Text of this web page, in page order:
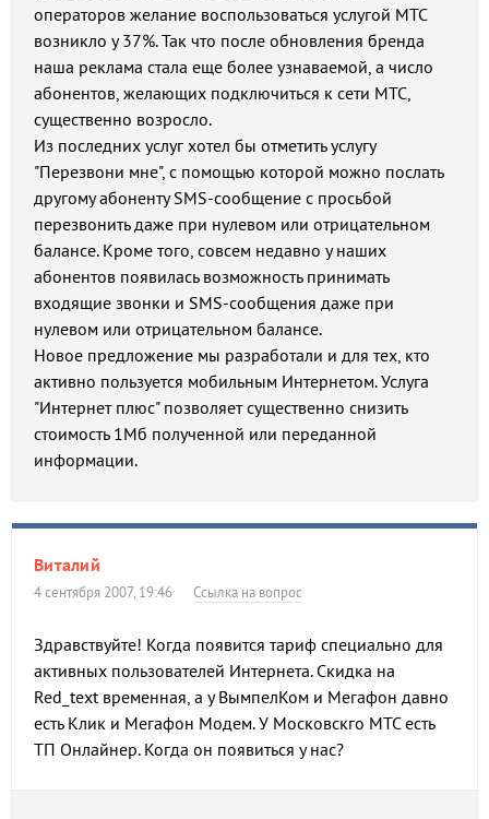
операторов желание воспользоваться услугой МТС
возникло у 37%. Так что после обновления бренда
наша реклама стала еще более узнаваемой, а число
абонентов, желающих подключиться к сети МТС,
существенно возросло.
Из последних услуг хотел бы отметить услугу
"Перезвони мне", с помощью которой можно послать
другому абоненту SMS-сообщение с просьбой
перезвонить даже при нулевом или отрицательном
балансе. Кроме того, совсем недавно у наших
абонентов появилась возможность принимать
входящие звонки и SMS-сообщения даже при
нулевом или отрицательном балансе.
Новое предложение мы разработали и для тех, кто
активно пользуется мобильным Интернетом. Услуга
"Интернет плюс" позволяет существенно снизить
стоимость 1Мб полученной или переданной
информации.
Виталий
4 сентября 2007, 19:46 Ссылка на вопрос
Здравствуйте! Когда появится тариф специально для
активных пользователей Интернета. Скидка на
Red_text временная, а у ВымпелКом и Мегафон давно
есть Клик и Мегафон Модем. У Московскго МТС есть
ТП Онлайнер. Когда он появиться у нас?